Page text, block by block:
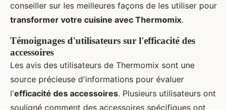
conseiller sur les meilleures façons de les utiliser pour
transformer votre cuisine avec Thermomix.
Témoignages d'utilisateurs sur l'efficacité des
accessoires
Les avis des utilisateurs de Thermomix sont une
source précieuse d'informations pour évaluer
l'efficacité des accessoires. Plusieurs utilisateurs ont
souligné comment des accessoires spécifiques ont